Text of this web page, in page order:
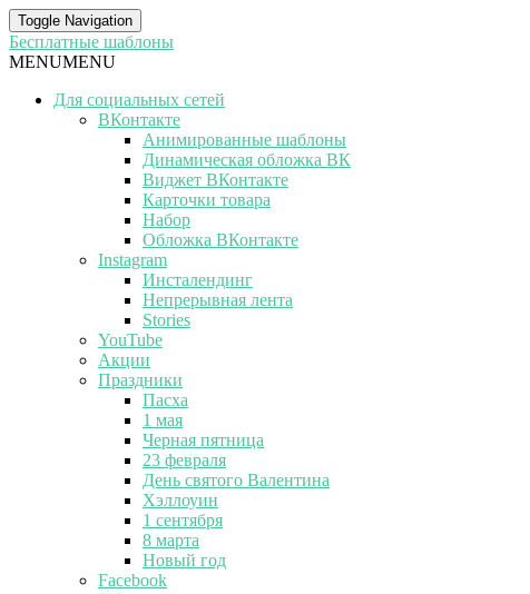
Toggle Navigation
Бесплатные шаблоны
MENUMENU
Для социальных сетей
ВКонтакте
Анимированные шаблоны
Динамическая обложка ВК
Виджет ВКонтакте
Карточки товара
Набор
Обложка ВКонтакте
Instagram
Инсталендинг
Непрерывная лента
Stories
YouTube
Акции
Праздники
Пасха
1 мая
Черная пятница
23 февраля
День святого Валентина
Хэллоуин
1 сентября
8 марта
Новый год
Facebook